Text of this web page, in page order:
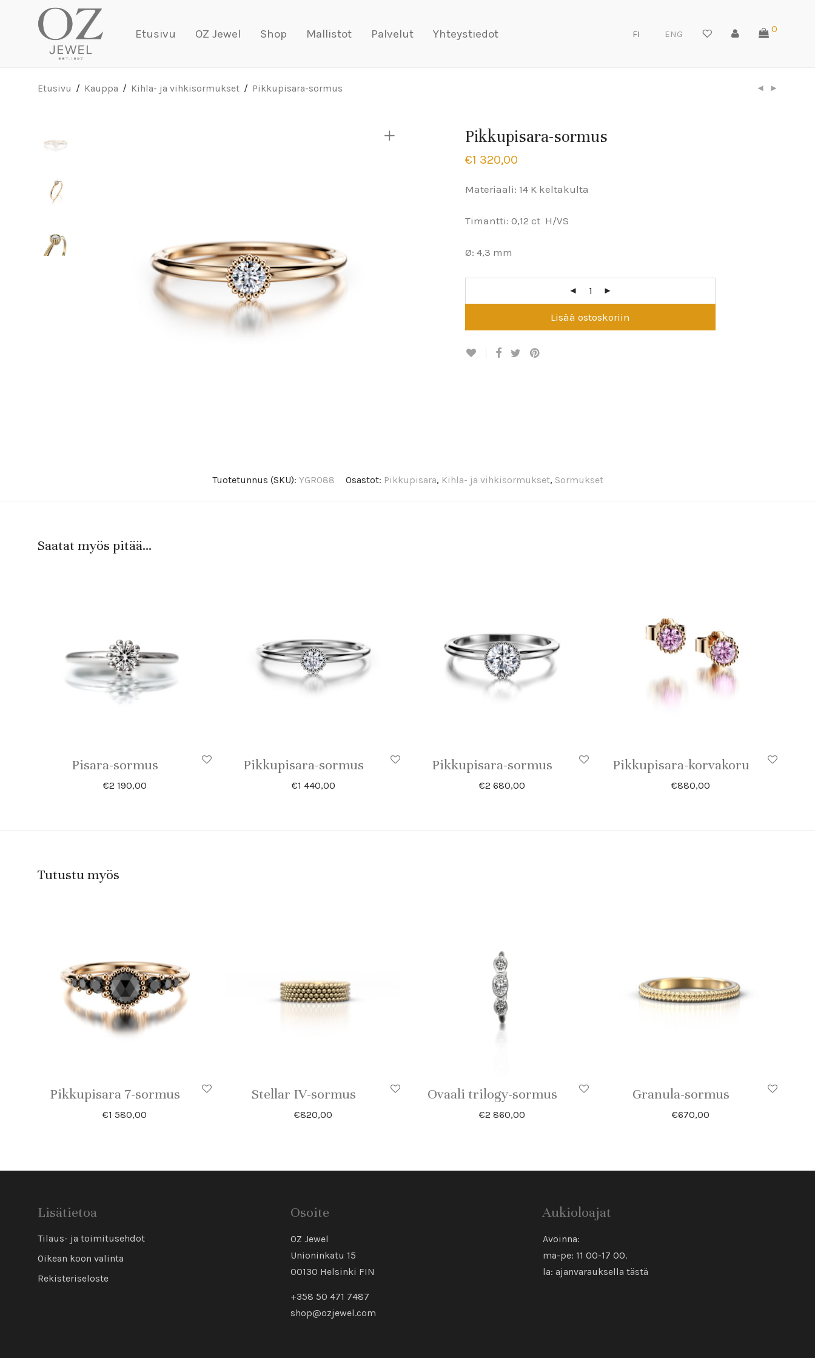
Etusivu OZ Jewel Shop Mallistot Palvelut Yhteystiedot FI ENG 0
Etusivu / Kauppa / Kihla- ja vihkisormukset / Pikkupisara-sormus
Pikkupisara-sormus
€1 320,00
Materiaali: 14 K keltakulta
Timantti: 0,12 ct H/VS
Ø: 4,3 mm
Lisää ostoskoriin
Tuotetunnus (SKU): YGR088 Osastot: Pikkupisara, Kihla- ja vihkisormukset, Sormukset
Saatat myös pitää...
Pisara-sormus
€2 190,00
Pikkupisara-sormus
€1 440,00
Pikkupisara-sormus
€2 680,00
Pikkupisara-korvakoru
€880,00
Tutustu myös
Pikkupisara 7-sormus
€1 580,00
Stellar IV-sormus
€820,00
Ovaali trilogy-sormus
€2 860,00
Granula-sormus
€670,00
Lisätietoa
Tilaus- ja toimitusehdot
Oikean koon valinta
Rekisteriseloste
Osoite
OZ Jewel
Unioninkatu 15
00130 Helsinki FIN
+358 50 471 7487
shop@ozjewel.com
Aukioloajat
Avoinna:
ma-pe: 11 00-17 00.
la: ajanvarauksellatästä